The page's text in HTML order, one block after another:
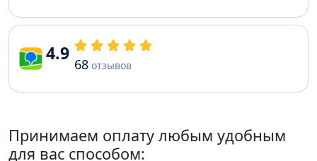
4.9 68 отзывов
Принимаем оплату любым удобным
для вас способом: